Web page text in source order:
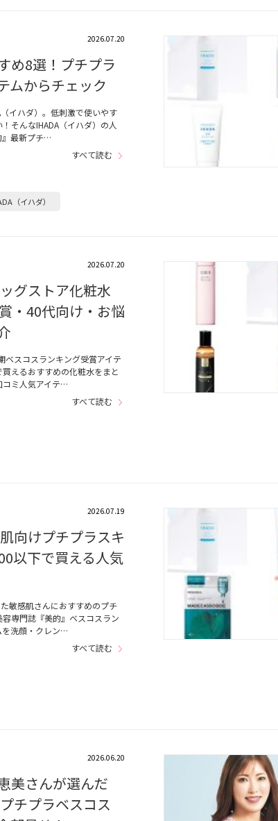
2026.07.20
め8選！プチプラ
ムからチェック
イハダ）。低刺激で使いやす
そんなIHADA（イハダ）の人
』最新プチ…
すべて読む
（イハダ）
2026.07.20
グストア化粧水
・40代向け・お悩
スコスランキング受賞アイテ
えるおすすめの化粧水をまと
コミ人気アイテ…
すべて読む
2026.07.19
向けプチプラスキ
以下で買える人気
敏感肌さんにおすすめのプチ
専門誌『美的』ベスコスラン
を洗顔・クレン…
すべて読む
2026.06.20
美さんが選んだ
チプラベスコス